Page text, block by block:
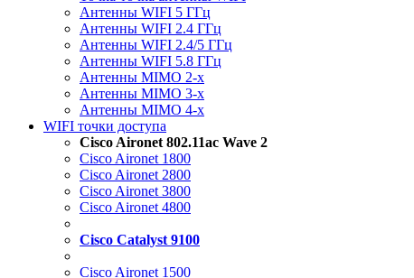
Антенны WIFI 5 ГГц
Антенны WIFI 2.4 ГГц
Антенны WIFI 2.4/5 ГГц
Антенны WIFI 5.8 ГГц
Антенны MIMO 2-x
Антенны MIMO 3-x
Антенны MIMO 4-x
WIFI точки доступа
Cisco Aironet 802.11ac Wave 2
Cisco Aironet 1800
Cisco Aironet 2800
Cisco Aironet 3800
Cisco Aironet 4800
Cisco Catalyst 9100
Cisco Aironet 1500